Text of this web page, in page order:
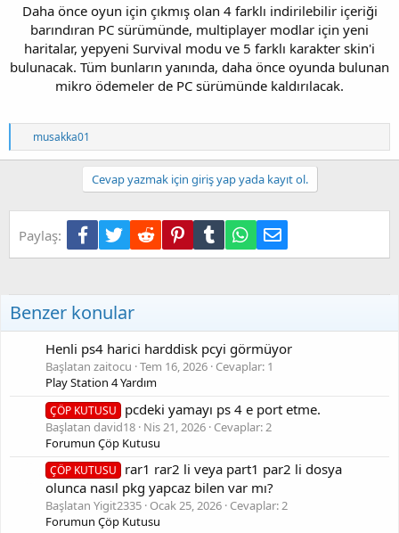
Daha önce oyun için çıkmış olan 4 farklı indirilebilir içeriği
barındıran PC sürümünde, multiplayer modlar için yeni
haritalar, yepyeni Survival modu ve 5 farklı karakter skin'i
bulunacak. Tüm bunların yanında, daha önce oyunda bulunan
mikro ödemeler de PC sürümünde kaldırılacak.
T
e
p
r
:
musakka01
Cevap yazmak için giriş yap yada kayıt ol.
Paylaş: Facebook
TwitterReddit PinterestTumblr WhatsApp
E-posta
Benzer konular
Henli ps4 harici harddisk pcyi görmüyor
Başlatan zaitocu Tem 16, 2026 Cevaplar: 1
Play Station 4 Yardım
ÇÖP KUTUSU pcdeki yamayı ps 4 e port etme.
Başlatan david18 Nis 21, 2026 Cevaplar: 2
Forumun Çöp Kutusu
ÇÖP KUTUSU
rar1 rar2 li veya part1 par2 li dosya
olunca nasıl pkg yapcaz bilen var mı?
Başlatan Yigit2335 Ocak 25, 2026 Cevaplar: 2
Forumun Çöp Kutusu